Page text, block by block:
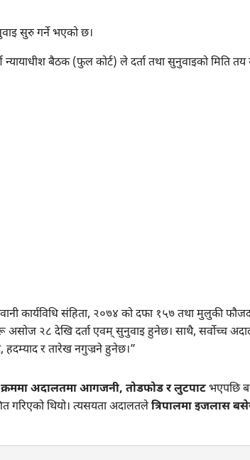
सुरु गर्ने भएको छ।
बैठक (फुल कोर्ट) ले दर्ता तथा सुनुवाइको मिति
कार्यविधि संहिता, २०७४ को दफा १५७ तथा मुलुकी
२८ देखि दर्ता एवम् सुनुवाइ हुनेछ। साथै, सर्वोच्च
हदम्याद र तारेख नगुज्रने हुनेछ।”
अदालतमा आगजनी, तोडफोड र लुटपाटभएपछि
गरिएको थियो। त्यसयता अदालतलेत्रिपालमा इजलास